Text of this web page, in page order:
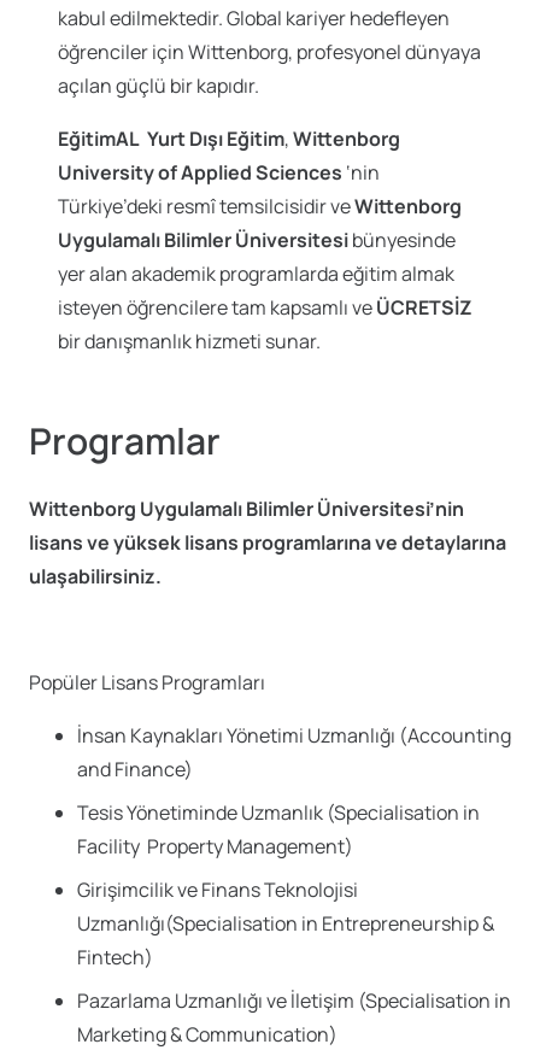
kabul edilmektedir. Global kariyer hedefleyen
öğrenciler için Wittenborg, profesyonel dünyaya
açılan güçlü bir kapıdır.
EğitimAL Yurt Dışı Eğitim,Wittenborg
University of Applied Sciences ‘nin
Türkiye’deki resmî temsilcisidir veWittenborg
Uygulamalı Bilimler Üniversitesibünyesinde
yer alan akademik programlarda eğitim almak
isteyen öğrencilere tam kapsamlı veÜCRETSİZ
bir danışmanlık hizmeti sunar.
Programlar
Wittenborg Uygulamalı Bilimler Üniversitesi’nin
lisans ve yüksek lisans programlarına ve detaylarına
ulaşabilirsiniz.
Popüler Lisans Programları
İnsan Kaynakları Yönetimi Uzmanlığı (Accounting
and Finance)
Tesis Yönetiminde Uzmanlık (Specialisation in
Facility Property Management)
Girişimcilik ve Finans Teknolojisi
Uzmanlığı(Specialisation in Entrepreneurship &
Fintech)
Pazarlama Uzmanlığı ve İletişim (Specialisation in
Marketing & Communication)